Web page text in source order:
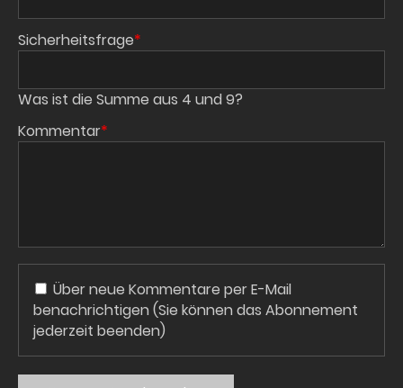
Pflichtfeld
Sicherheitsfrage*
Was ist die Summe aus 4 und 9?
Pflichtfeld
Kommentar*
Über neue Kommentare per E-Mail
benachrichtigen (Sie können das Abonnement
jederzeit beenden)